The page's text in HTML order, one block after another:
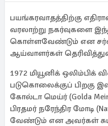
பயங்கரவாதத்திற்கு
வரலாற்று நகர்வுகளை
கொள்ளவேண்டும் என
ஆய்வாளர்கள்
1972 மியூனிக் ஒலிம்பிக்
படுகொலைக்குப் பிறகு
கோல்டா மெய்ர் (Golda
பிரதமர் நரேந்திர மோடி
வேண்டும் என அவர்கள்